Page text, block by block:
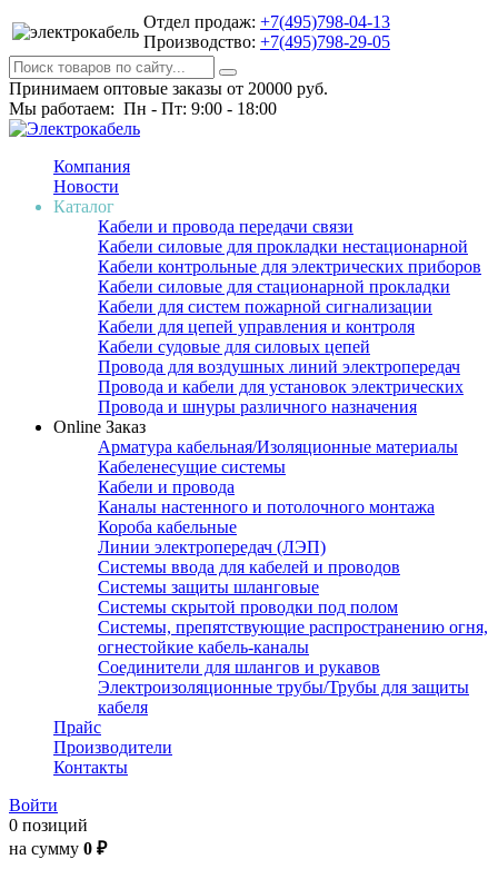
Отдел продаж: +7(495)798-04-13
Производство: +7(495)798-29-05
Принимаем оптовые заказы от 20000 руб.
Мы работаем: Пн - Пт: 9:00 - 18:00
Компания
Новости
Каталог
Кабели и провода передачи связи
Кабели силовые для прокладки нестационарной
Кабели контрольные для электрических приборов
Кабели силовые для стационарной прокладки
Кабели для систем пожарной сигнализации
Кабели для цепей управления и контроля
Кабели судовые для силовых цепей
Провода для воздушных линий электропередач
Провода и кабели для установок электрических
Провода и шнуры различного назначения
Online Заказ
Арматура кабельная/Изоляционные материалы
Кабеленесущие системы
Кабели и провода
Каналы настенного и потолочного монтажа
Короба кабельные
Линии электропередач (ЛЭП)
Системы ввода для кабелей и проводов
Системы защиты шланговые
Системы скрытой проводки под полом
Системы, препятствующие распространению огня,
огнестойкие кабель-каналы
Соединители для шлангов и рукавов
Электроизоляционные трубы/Трубы для защиты
кабеля
Прайс
Производители
Контакты
Войти
0 позиций
на сумму 0 ₽